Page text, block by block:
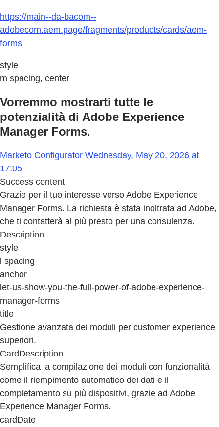
https://main--da-bacom--
adobecom.aem.page/fragments/products/cards/aem-
forms
style
m spacing, center
Vorremmo mostrarti tutte le
potenzialità di Adobe Experience
Manager Forms.
Marketo Configurator Wednesday, May 20, 2026 at
17:05
Success content
Grazie per il tuo interesse verso Adobe Experience
Manager Forms. La richiesta è stata inoltrata ad Adobe,
che ti contatterà al più presto per una consulenza.
Description
style
l spacing
anchor
let-us-show-you-the-full-power-of-adobe-experience-
manager-forms
title
Gestione avanzata dei moduli per customer experience
superiori.
CardDescription
Semplifica la compilazione dei moduli con funzionalità
come il riempimento automatico dei dati e il
completamento su più dispositivi, grazie ad Adobe
Experience Manager Forms.
cardDate